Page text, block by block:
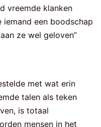
vreemde klanken
iemand een boodschap
ze wel geloven”
met wat erin
talen als teken
is totaal
mensen in het